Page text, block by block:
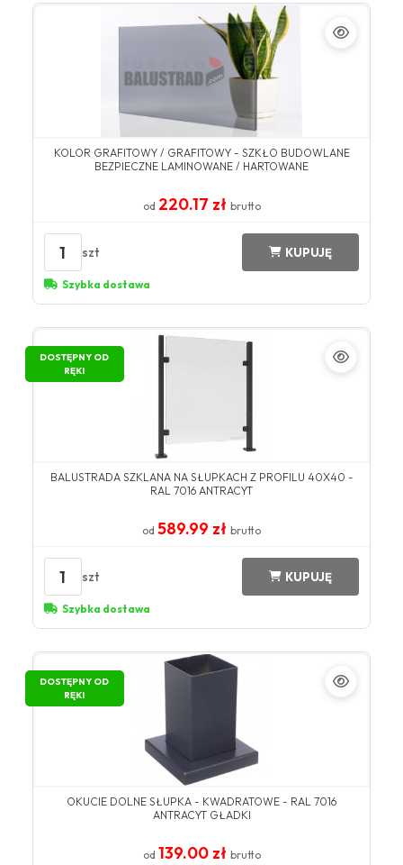
KOLOR GRAFITOWY / GRAFITOWY - SZKŁO BUDOWLANE
BEZPIECZNE LAMINOWANE / HARTOWANE
od 220.17 zł brutto
1 szt KUPUJĘ
Szybka dostawa
DOSTĘPNY OD
RĘKI
BALUSTRADA SZKLANA NA SŁUPKACH Z PROFILU 40X40 -
RAL 7016 ANTRACYT
od 589.99 zł brutto
1 szt KUPUJĘ
Szybka dostawa
DOSTĘPNY OD
RĘKI
OKUCIE DOLNE SŁUPKA - KWADRATOWE - RAL 7016
ANTRACYT GŁADKI
od 139.00 zł brutto